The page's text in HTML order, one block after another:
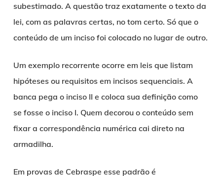
subestimado. A questão traz exatamente o texto da
lei, com as palavras certas, no tom certo. Só que o
conteúdo de um inciso foi colocado no lugar de outro.
Um exemplo recorrente ocorre em leis que listam
hipóteses ou requisitos em incisos sequenciais. A
banca pega o inciso II e coloca sua definição como
se fosse o inciso I. Quem decorou o conteúdo sem
fixar a correspondência numérica cai direto na
armadilha.
Em provas de Cebraspe esse padrão é